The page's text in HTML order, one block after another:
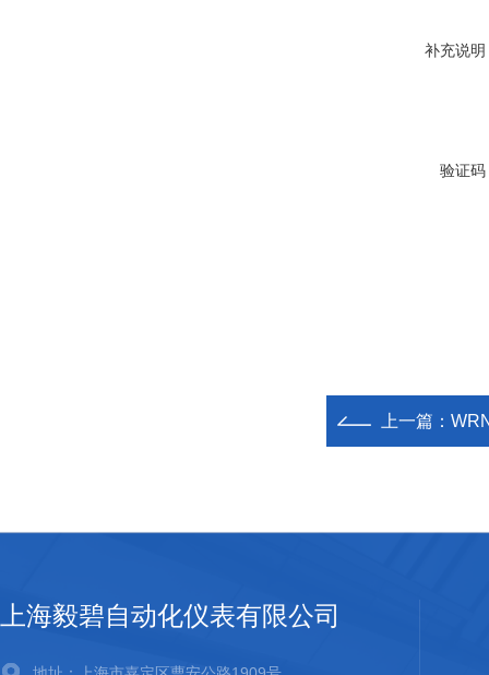
补充说明
验证码
上一篇：
上海毅碧自动化仪表有限公司